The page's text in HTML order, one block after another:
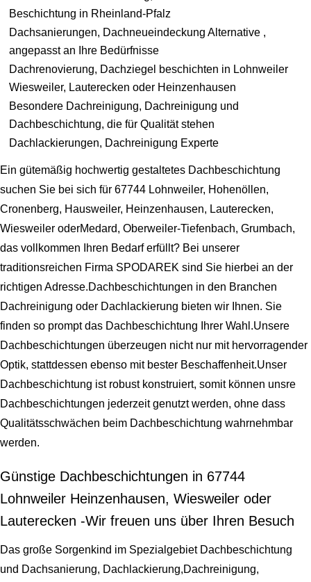
Beschichtung in Rheinland-Pfalz
Dachsanierungen, Dachneueindeckung Alternative ,
angepasst an Ihre Bedürfnisse
Dachrenovierung, Dachziegel beschichten in Lohnweiler
Wiesweiler, Lauterecken oder Heinzenhausen
Besondere Dachreinigung, Dachreinigung und
Dachbeschichtung, die für Qualität stehen
Dachlackierungen, Dachreinigung Experte
Ein gütemäßig hochwertig gestaltetes Dachbeschichtung
suchen Sie bei sich für 67744 Lohnweiler, Hohenöllen,
Cronenberg, Hausweiler, Heinzenhausen, Lauterecken,
Wiesweiler oderMedard, Oberweiler-Tiefenbach, Grumbach,
das vollkommen Ihren Bedarf erfüllt? Bei unserer
traditionsreichen Firma SPODAREK sind Sie hierbei an der
richtigen Adresse.Dachbeschichtungen in den Branchen
Dachreinigung oder Dachlackierung bieten wir Ihnen. Sie
finden so prompt das Dachbeschichtung Ihrer Wahl.Unsere
Dachbeschichtungen überzeugen nicht nur mit hervorragender
Optik, stattdessen ebenso mit bester Beschaffenheit.Unser
Dachbeschichtung ist robust konstruiert, somit können unsre
Dachbeschichtungen jederzeit genutzt werden, ohne dass
Qualitätsschwächen beim Dachbeschichtung wahrnehmbar
werden.
Günstige Dachbeschichtungen in 67744
Lohnweiler Heinzenhausen, Wiesweiler oder
Lauterecken -Wir freuen uns über Ihren Besuch
Das große Sorgenkind im Spezialgebiet Dachbeschichtung
und Dachsanierung, Dachlackierung,Dachreinigung,